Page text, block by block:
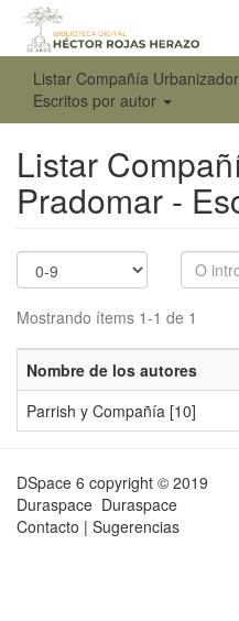
Listar Compañía
Escritos por autor
Listar
Pradomar -
Mostrando ítems 1-1 de 1
Nombre de los autores
Parrish y Compañía [10]
DSpace 6 copyright © 2019
Duraspace Duraspace
Contacto | Sugerencias